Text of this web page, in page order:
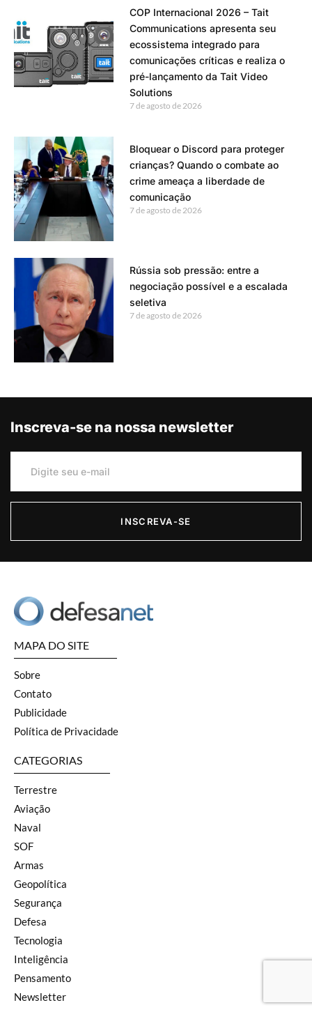
COP Internacional 2026 – Tait
Communications apresenta seu
ecossistema integrado para
comunicações críticas e realiza o
pré-lançamento da Tait Video
Solutions
7 de agosto de 2026
Bloquear o Discord para proteger
crianças? Quando o combate ao
crime ameaça a liberdade de
comunicação
7 de agosto de 2026
Rússia sob pressão: entre a
negociação possível e a escalada
seletiva
7 de agosto de 2026
Inscreva-se na nossa newsletter
INSCREVA-SE
MAPA DO SITE
Sobre
Contato
Publicidade
Política de Privacidade
CATEGORIAS
Terrestre
Aviação
Naval
SOF
Armas
Geopolítica
Segurança
Defesa
Tecnologia
Inteligência
Pensamento
Newsletter